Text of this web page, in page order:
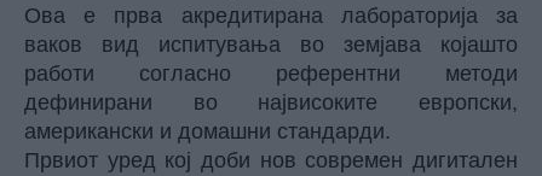
Ова е прва акредитирана лабораторија за
ваков вид испитувања во земјава којашто
работи согласно референтни методи
дефинирани во највисоките европски,
американски и домашни стандарди.
Првиот уред кој доби нов современ дигитален